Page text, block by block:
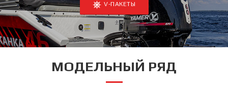
V-ПАКЕТЫ
МОДЕЛЬНЫЙ РЯД